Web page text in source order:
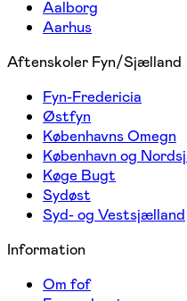
Aalborg
Aarhus
Aftenskoler Fyn/Sjælland
Fyn-Fredericia
Østfyn
Københavns Omegn
København og
Køge Bugt
Sydøst
Syd- og Vestsjælland
Information
Om fof